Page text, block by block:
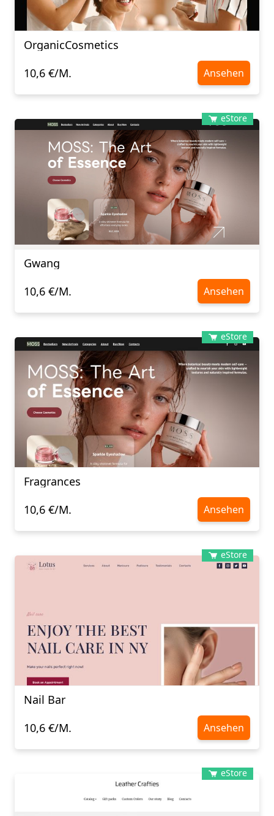
OrganicCosmetics
10,6 €/M.
Ansehen
eStore
Gwang
10,6 €/M.
Ansehen
eStore
Fragrances
10,6 €/M.
Ansehen
eStore
Nail Bar
10,6 €/M.
Ansehen
eStore